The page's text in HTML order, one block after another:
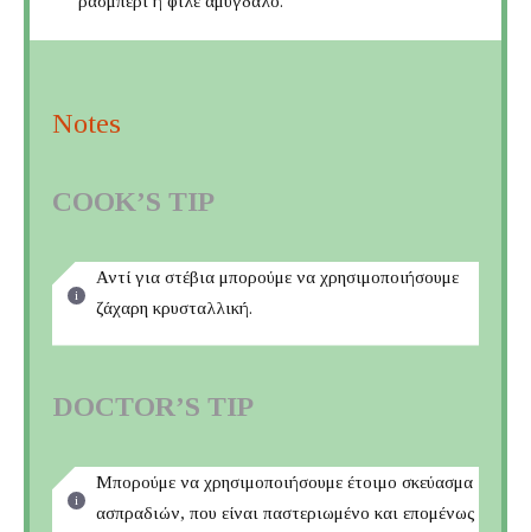
Notes
COOK’S TIP
Αντί για στέβια μπορούμε να χρησιμοποιήσουμε
ζάχαρη κρυσταλλική.
DOCTOR’S TIP
Μπορούμε να χρησιμοποιήσουμε έτοιμο σκεύασμα
ασπραδιών, που είναι παστεριωμένο και επομένως